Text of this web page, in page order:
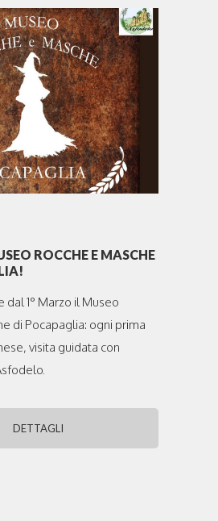
ROCCHE E MASCHE
dal 1° Marzo il Museo
di Pocapaglia: ogni prima
visita guidata con
DETTAGLI